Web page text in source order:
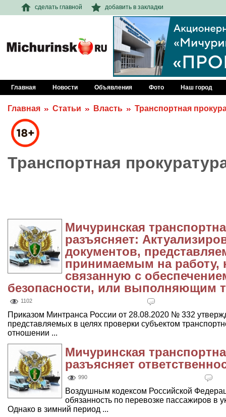
сделать главной добавить в закладки
Главная Новости Объявления Фото Наш город
Главная Статьи Власть Транспортная
Транспортная
Мичуринская
разъясняет:
документов,
принимаемым на работу,
связанную с
безопасности, или выполняющим
1102
Приказом Минтранса России от 28.08.2020 № 332
представляемых в целях проверки субъектом
отношении ...
Мичуринская
разъясняет
990
Воздушным кодексом Российской
обязанность по перевозке пассажиров в
Однако в зимний период ...